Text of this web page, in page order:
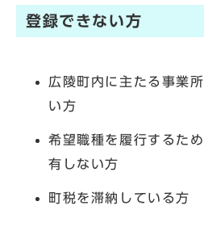
登録できない方
広陵町内に主たる事業
い方
希望職種を履行するた
有しない方
町税を滞納している方